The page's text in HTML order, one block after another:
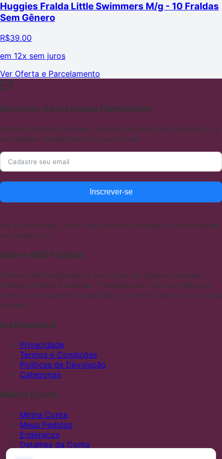
Huggies Fralda Little Swimmers M/g - 10 Fraldas
Sem Gênero
R$39,00
em 12x sem juros
Ver Oferta e Parcelamento
Inscreva-se na nossa Newsletter!
Receba ofertas incríveis, cupons de desconto exclusivos e
novidades diretamente no seu e-mail.
Inscrever-se
Ao se inscrever, você concorda em receber comunicações
de nossa loja.
Sobre ABC Fraldas
Somos distribuidores de produtos de higiene pessoal,
fraldas infantis e adultas. Trabalhamos com as melhores
marcas para garantir qualidade e preços justos aos nossos
clientes
Institucional
Privacidade
Termos e Condições
Políticas de Devolução
Categorias
Minha Conta
Minha Conta
Meus Pedidos
Endereços
Detalhes da Conta